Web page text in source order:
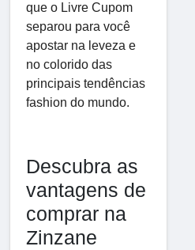
que o Livre Cupom
separou para você
apostar na leveza e
no colorido das
principais tendências
fashion do mundo.
Descubra as
vantagens de
comprar na
Zinzane